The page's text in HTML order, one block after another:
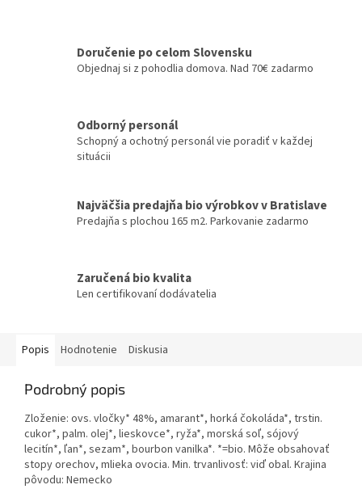
Doručenie po celom Slovensku
Objednaj si z pohodlia domova. Nad 70€ zadarmo
Odborný personál
Schopný a ochotný personál vie poradiť v každej
situácii
Najväčšia predajňa bio výrobkov v Bratislave
Predajňa s plochou 165 m2. Parkovanie zadarmo
Zaručená bio kvalita
Len certifikovaní dodávatelia
Popis Hodnotenie Diskusia
Podrobný popis
Zloženie: ovs. vločky* 48%, amarant*, horká čokoláda*, trstin.
cukor*, palm. olej*, lieskovce*, ryža*, morská soľ, sójový
lecitín*, ľan*, sezam*, bourbon vanilka*. *=bio. Môže obsahovať
stopy orechov, mlieka ovocia. Min. trvanlivosť: viď obal. Krajina
pôvodu: Nemecko